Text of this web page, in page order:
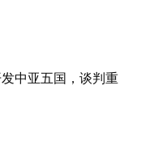
中亚五国，谈判重